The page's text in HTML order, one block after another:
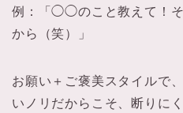
例：「◯◯のこと教えて！そ
から（笑）」
お願い＋ご褒美スタイルで
いノリだからこそ、断りに